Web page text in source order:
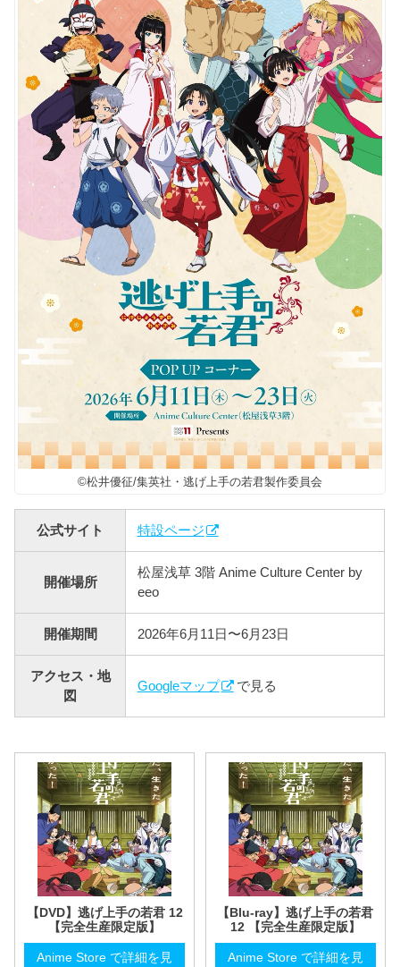
©松井優征/集英社・逃げ上手の若君製作委員会
公式サイト 特設ページ
開催場所
松屋浅草 3階 Anime Culture Center by
eeo
開催期間 2026年6月11日〜6月23日
アクセス・地
図
Googleマップ で見る
【DVD】逃げ上手の若君 12
【完全生産限定版】
Anime Store で詳細を見
【Blu-ray】逃げ上手の若君
12 【完全生産限定版】
Anime Store で詳細を見